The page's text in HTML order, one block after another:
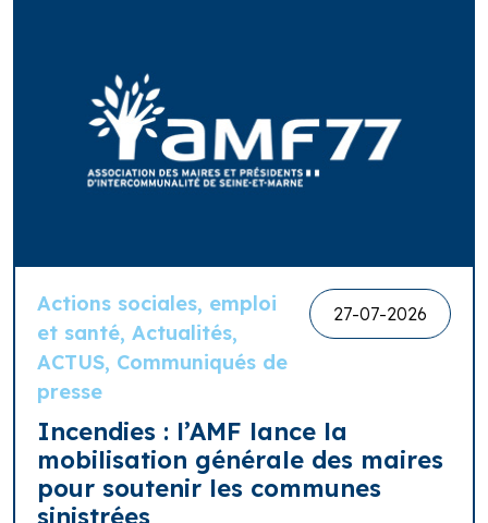
Actions sociales, emploi
et santé, Actualités,
ACTUS, Communiqués de
presse
27-07-2026
Incendies : l’AMF lance la
mobilisation générale des maires
pour soutenir les communes
sinistrées